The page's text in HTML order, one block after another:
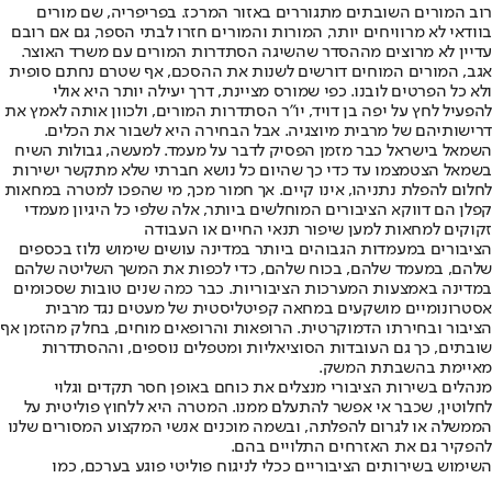
רוב המורים השובתים מתגוררים באזור המרכז. בפריפריה, שם מורים
בוודאי לא מרוויחים יותר, המורות והמורים חזרו לבתי הספר, גם אם רובם
עדיין לא מרוצים מההסדר שהשיגה הסתדרות המורים עם משרד האוצר.
אגב, המורים המוחים דורשים לשנות את ההסכם, אף שטרם נחתם סופית
ולא כל הפרטים לובנו. כפי שמורס מציינת, דרך יעילה יותר היא אולי
להפעיל לחץ על יפה בן דויד, יו"ר הסתדרות המורים, ולכוון אותה לאמץ את
דרישותיהם של מרבית מיוצגיה. אבל הבחירה היא לשבור את הכלים.
השמאל בישראל כבר מזמן הפסיק לדבר על מעמד. למעשה, גבולות השיח
בשמאל הצטמצמו עד כדי כך שהיום כל נושא חברתי שלא מתקשר ישירות
לחלום להפלת נתניהו, אינו קיים. אך חמור מכך, מי שהפכו למטרה במחאות
קפלן הם דווקא הציבורים המוחלשים ביותר, אלה שלפי כל היגיון מעמדי
זקוקים למחאות למען שיפור תנאי החיים או העבודה
הציבורים במעמדות הגבוהים ביותר במדינה עושים שימוש נלוז בכספים
שלהם, במעמד שלהם, בכוח שלהם, כדי לכפות את המשך השליטה שלהם
במדינה באמצעות המערכות הציבוריות. כבר כמה שנים טובות שסכומים
אסטרונומיים מושקעים במחאה קפיטליסטית של מעטים נגד מרבית
הציבור ובחירתו הדמוקרטית. הרופאות והרופאים מוחים, בחלק מהזמן אף
שובתים, כך גם העובדות הסוציאליות ומטפלים נוספים, וההסתדרות
מאיימת בהשבתת המשק.
מנהלים בשירות הציבורי מנצלים את כוחם באופן חסר תקדים וגלוי
לחלוטין, שכבר אי אפשר להתעלם ממנו. המטרה היא ללחוץ פוליטית על
הממשלה או לגרום להפלתה, ובשמה מוכנים אנשי המקצוע המסורים שלנו
להפקיר גם את האזרחים התלויים בהם.
השימוש בשירותים הציבוריים ככלי לניגוח פוליטי פוגע בערכם, כמו